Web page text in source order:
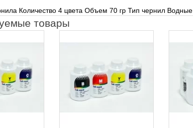
Количество 4 цвета Объем 70 гр Тип чернил Водные
товары